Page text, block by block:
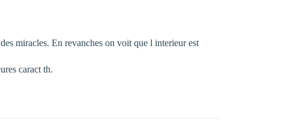
miracles. En revanches on voit que l interieur est
caract th.